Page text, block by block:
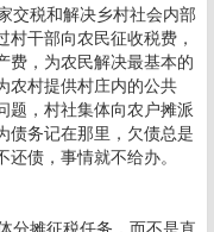
交税和解决乡村社会内部
干部向农民征收税费，
费，为农民解决最基本的
农村提供村庄内的公共
题，村社集体向农户摊派
债务记在那里，欠债总是
债，事情就不给办。
分摊征税任务，而不是直